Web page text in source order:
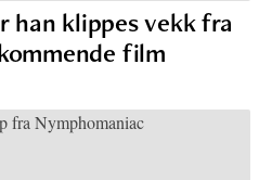
han klippes vekk fra
film